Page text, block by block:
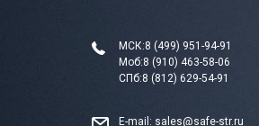
МСК:8 (499) 951-94-91
Моб:8 (910) 463-58-06
СПб:8 (812) 629-54-91
E-mail: sales@safe-str.ru